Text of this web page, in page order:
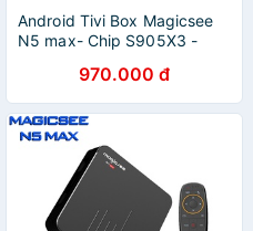
Android Tivi Box Magicsee
N5 max- Chip S905X3 -
Phiên Bản New 2021
970.000 đ